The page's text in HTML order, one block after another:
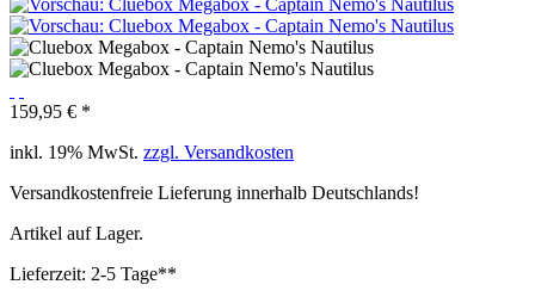
159,95 € *
inkl. 19% MwSt. zzgl. Versandkosten
Versandkostenfreie Lieferung innerhalb Deutschlands!
Artikel auf Lager.
Lieferzeit: 2-5 Tage**